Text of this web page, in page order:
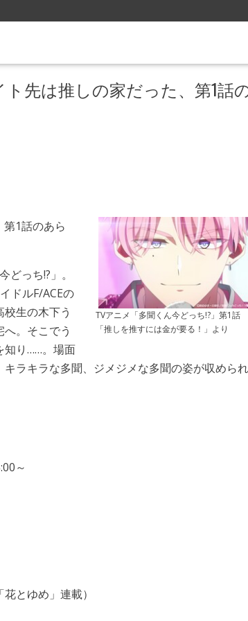
先は推しの家だった、第1話
TVアニメ「多聞くん今どっち!?」第1話
「推しを推すには金が要る！」より
1話のあら
っち!?」。
ドルF/ACEの
生の木下う
。そこでう
知り……。場面
ラキラな多聞、ジメジメな多聞の姿が収めら
～
とゆめ」連載）